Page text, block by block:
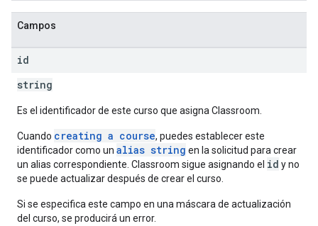
Campos
id
string
Es el identificador de este curso que asigna Classroom.
Cuando creating a course, puedes establecer este
identificador como un alias string en la solicitud para crear
un alias correspondiente. Classroom sigue asignando el id y no
se puede actualizar después de crear el curso.
Si se especifica este campo en una máscara de actualización
del curso, se producirá un error.